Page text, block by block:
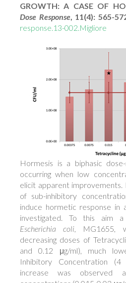
GROWTH: A CASE OF
Dose Response, 11(4): 565-
response.13-002.Migliore
Hormesis is a biphasic
occurring when low
elicit apparent
of sub-inhibitory
induce hormetic response in
investigated. To this aim
Escherichia coli, MG1655,
decreasing doses of
and 0.12 μg/ml), much
Inhibitory Concentration
increase was observed